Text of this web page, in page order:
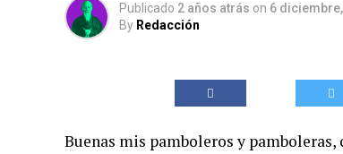
Publicado 2 años atrás on 6
By Redacción
Buenas mis pamboleros y